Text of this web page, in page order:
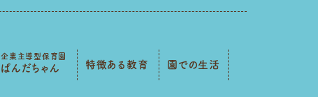
企業主導型保育園
ぱんだちゃん 特徴ある教育 園での生活